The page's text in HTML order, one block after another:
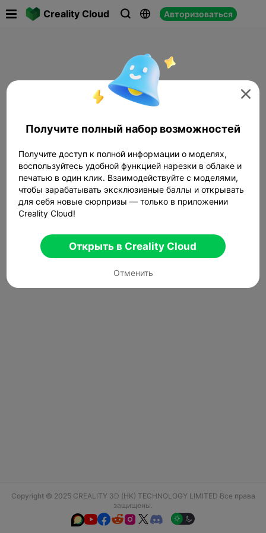
Creality Cloud   Авторизоваться
Copyright © 2025 CREALITY 3D (HK) TECHNOLOGY LIMITED Все права
защищены.
  

Получите полный набор возможностей
Получите доступ к полной информации о моделях,
воспользуйтесь удобной функцией нарезки в облаке и
печатью в один клик. Взаимодействуйте с моделями,
чтобы зарабатывать эксклюзивные баллы и открывать
для себя новые сюрпризы — только в приложении
Creality Cloud!
Открыть в Creality Cloud
Отменить